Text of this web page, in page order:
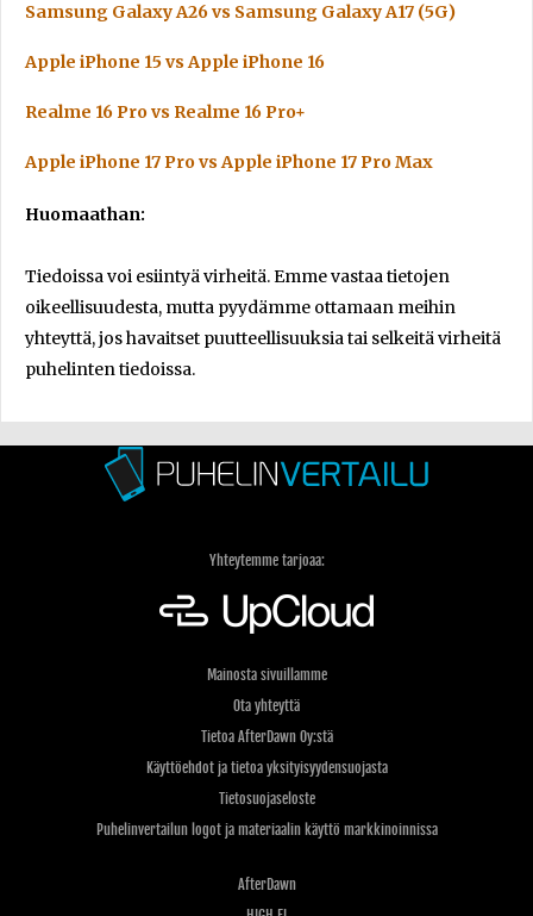
Samsung Galaxy A26 vs Samsung Galaxy A17 (5G)
Apple iPhone 15 vs Apple iPhone 16
Realme 16 Pro vs Realme 16 Pro+
Apple iPhone 17 Pro vs Apple iPhone 17 Pro Max
Huomaathan:
Tiedoissa voi esiintyä virheitä. Emme vastaa tietojen
oikeellisuudesta, mutta pyydämme ottamaan meihin
yhteyttä, jos havaitset puutteellisuuksia tai selkeitä virheitä
puhelinten tiedoissa.
Yhteytemme tarjoaa:
Mainosta sivuillamme
Ota yhteyttä
Tietoa AfterDawn Oy:stä
Käyttöehdot ja tietoa yksityisyydensuojasta
Tietosuojaseloste
Puhelinvertailun logot ja materiaalin käyttö markkinoinnissa
AfterDawn